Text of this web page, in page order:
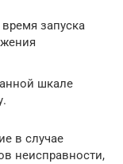
запуска
шкале
в случае
неисправности,